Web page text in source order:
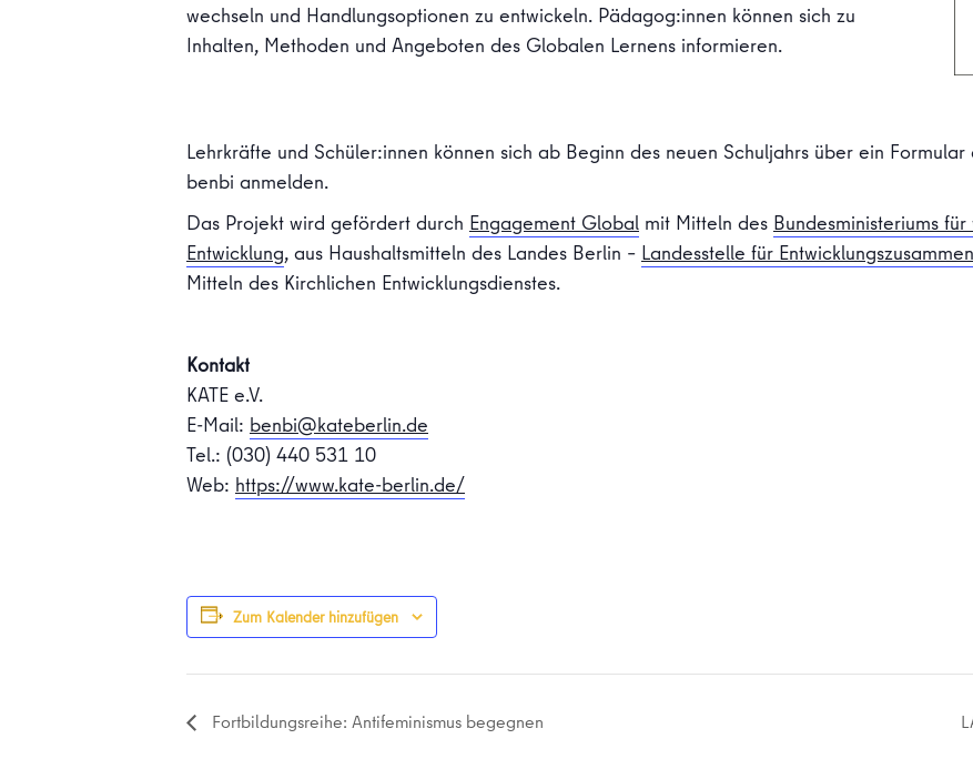
wechseln und Handlungsoptionen zu entwickeln. Pädagog:innen können sich zu
Inhalten, Methoden und Angeboten des Globalen Lernens informieren.
Lehrkräfte und Schüler:innen können sich ab Beginn des neuen Schuljahrs über ein Formular
benbi anmelden.
Das Projekt wird gefördert durch Engagement Global mit Mitteln des Bundesministeriums
Entwicklung, aus Haushaltsmitteln des Landes Berlin – Landesstelle für
Mitteln des Kirchlichen Entwicklungsdienstes.
Kontakt
KATE e.V.
E-Mail: benbi@kateberlin.de
Tel.: (030) 440 531 10
Web: https://www.kate-berlin.de/
Zum Kalender hinzufügen
Fortbildungsreihe: Antifeminismus begegnen